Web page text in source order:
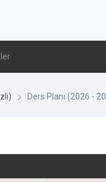
Ders Planı (2026 -